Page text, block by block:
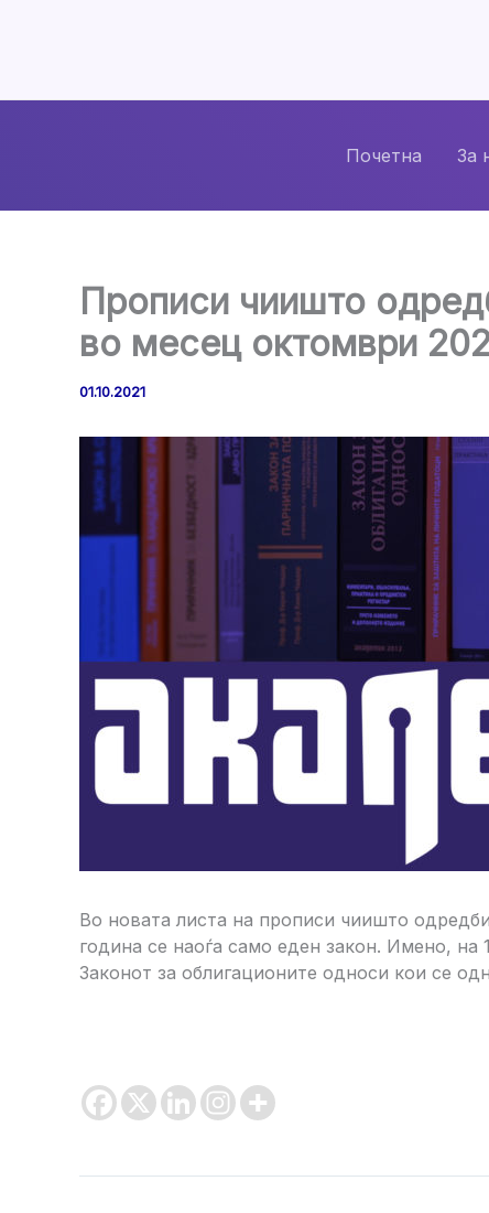
Почетна За
Прописи чиишто
во месец октомври
01.10.2021
Во новата листа на прописи чиишто
година се наоѓа само еден закон. Имено,
Законот за облигационите односи кои се